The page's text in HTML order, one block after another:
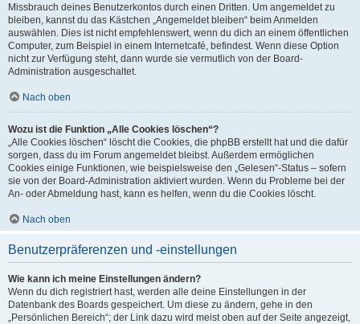
Missbrauch deines Benutzerkontos durch einen Dritten. Um angemeldet zu
bleiben, kannst du das Kästchen „Angemeldet bleiben“ beim Anmelden
auswählen. Dies ist nicht empfehlenswert, wenn du dich an einem öffentlichen
Computer, zum Beispiel in einem Internetcafé, befindest. Wenn diese Option
nicht zur Verfügung steht, dann wurde sie vermutlich von der Board-
Administration ausgeschaltet.
Nach oben
Wozu ist die Funktion „Alle Cookies löschen“?
„Alle Cookies löschen“ löscht die Cookies, die phpBB erstellt hat und die dafür
sorgen, dass du im Forum angemeldet bleibst. Außerdem ermöglichen
Cookies einige Funktionen, wie beispielsweise den „Gelesen“-Status – sofern
sie von der Board-Administration aktiviert wurden. Wenn du Probleme bei der
An- oder Abmeldung hast, kann es helfen, wenn du die Cookies löscht.
Nach oben
Benutzerpräferenzen und -einstellungen
Wie kann ich meine Einstellungen ändern?
Wenn du dich registriert hast, werden alle deine Einstellungen in der
Datenbank des Boards gespeichert. Um diese zu ändern, gehe in den
„Persönlichen Bereich“; der Link dazu wird meist oben auf der Seite angezeigt,